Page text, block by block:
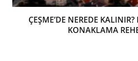
ÇEŞME’DE NEREDE
KONAKLAMA